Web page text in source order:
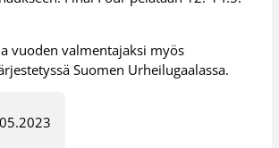
vuoden valmentajaksi myös
Suomen Urheilugaalassa.